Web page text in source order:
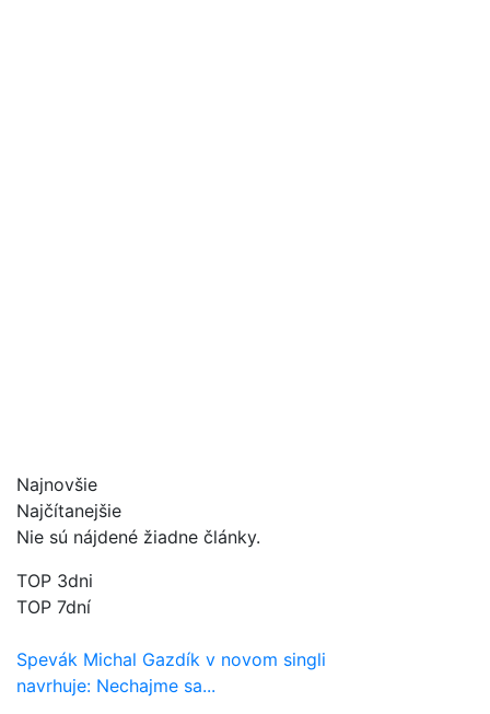
Najnovšie
Najčítanejšie
Nie sú nájdené žiadne články.
TOP 3dni
TOP 7dní
Spevák Michal Gazdík v novom singli
navrhuje: Nechajme sa...